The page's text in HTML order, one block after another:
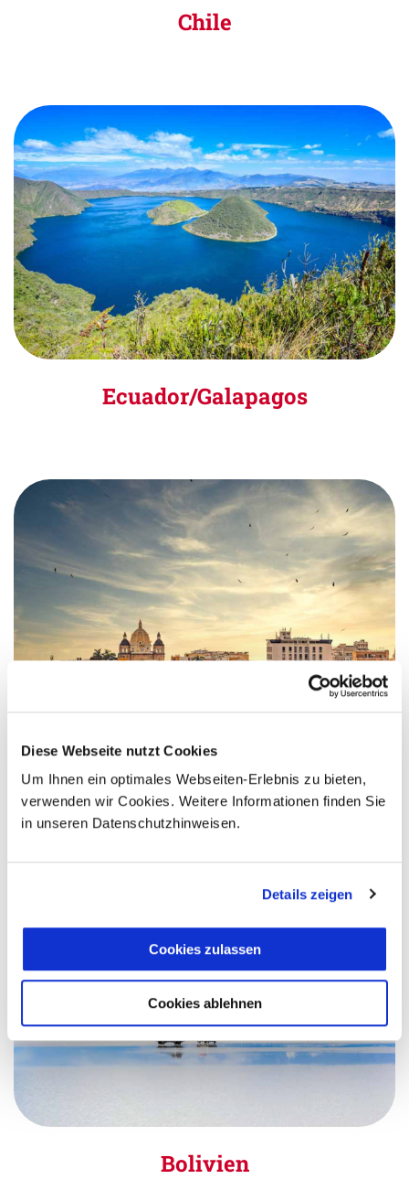
Diese Webseite nutzt Cookies
Um Ihnen ein optimales Webseiten-Erlebnis zu bieten,
verwenden wir Cookies. Weitere Informationen finden Sie
in unseren Datenschutzhinweisen.
Details zeigen
Cookies zulassen
Cookies ablehnen
Chile
Ecuador/Galapagos
Kolumbien
Bolivien